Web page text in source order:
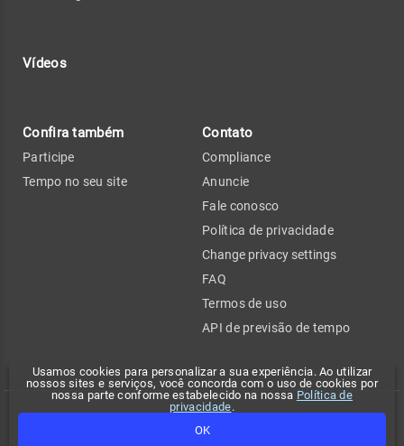
Usamos cookies para personalizar a sua experiência. Ao utilizar
nossos sites e serviços, você concorda com o uso de cookies por
nossa parte conforme estabelecido na nossa Política de
privacidade.
OK
Vídeos
Confira também
Participe
Tempo no seu site
Contato
Compliance
Anuncie
Fale conosco
Política de privacidade
Change privacy settings
FAQ
Termos de uso
API de previsão de tempo
Copyright 2026 - Climatempo. Todos os direitos reservados.